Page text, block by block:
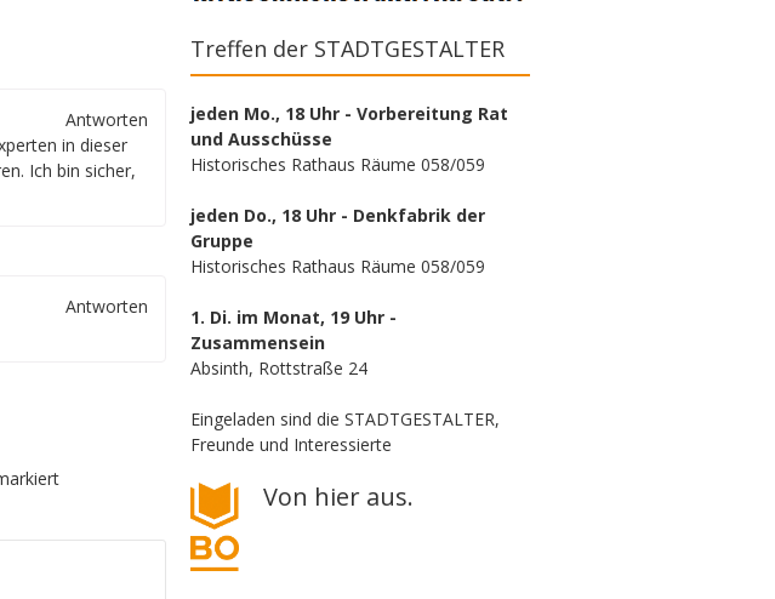
in dieser
Ich bin sicher,
Antworten
Antworten
Treffen der STADTGESTALTER
jeden Mo., 18 Uhr - Vorbereitung Rat
und Ausschüsse
Historisches Rathaus Räume 058/059
jeden Do., 18 Uhr - Denkfabrik der
Gruppe
Historisches Rathaus Räume 058/059
1. Di. im Monat, 19 Uhr -
Zusammensein
Absinth, Rottstraße 24
Eingeladen sind die STADTGESTALTER,
Freunde und Interessierte
Von hier aus.